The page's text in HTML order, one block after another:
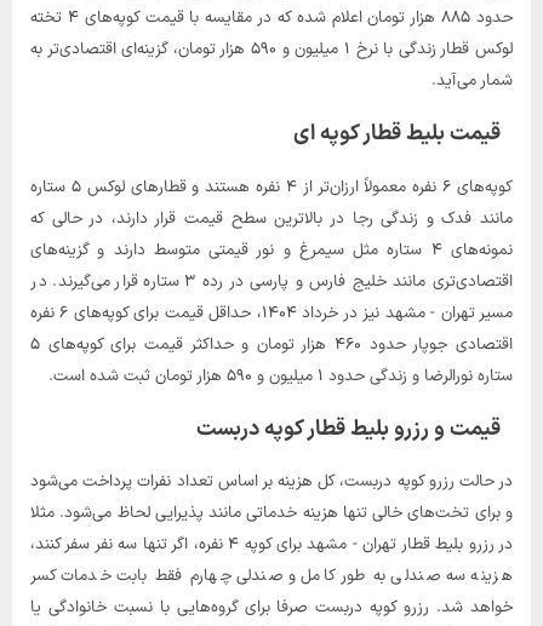
حدود ۸۸۵ هزار تومان اعلام شده که در مقایسه با قیمت کوپه‌های ۴ تخته
لوکس قطار زندگی با نرخ ۱ میلیون و ۵۹۰ هزار تومان، گزینه‌ای اقتصادی‌تر به
شمار می‌آید.
قیمت بلیط قطار کوپه ای
کوپه‌های ۶ نفره معمولاً ارزان‌تر از ۴ نفره هستند و قطارهای لوکس ۵ ستاره
مانند فدک و زندگی رجا در بالاترین سطح قیمت قرار دارند، در حالی که
نمونه‌های ۴ ستاره مثل سیمرغ و نور قیمتی متوسط دارند و گزینه‌های
اقتصادی‌تری مانند خلیج فارس و پارسی در رده ۳ ستاره قرار می‌گیرند. در
مسیر تهران - مشهد نیز در خرداد ۱۴۰۴، حداقل قیمت برای کوپه‌های ۶ نفره
اقتصادی جوپار حدود ۴۶۰ هزار تومان و حداکثر قیمت برای کوپه‌های ۵
ستاره نورالرضا و زندگی حدود ۱ میلیون و ۵۹۰ هزار تومان ثبت شده است.
قیمت و رزرو بلیط قطار کوپه دربست
در حالت رزرو کوپه دربست، کل هزینه بر اساس تعداد نفرات پرداخت می‌شود
و برای تخت‌های خالی تنها هزینه خدماتی مانند پذیرایی لحاظ می‌شود. مثلا
در رزرو بلیط قطار تهران - مشهد برای کوپه ۴ نفره، اگر تنها سه نفر سفر کنند،
هزینه سه صندلی به طور کامل و صندلی چهارم فقط بابت خدمات کسر
خواهد شد. رزرو کوپه دربست صرفا برای گروه‌هایی با نسبت خانوادگی یا